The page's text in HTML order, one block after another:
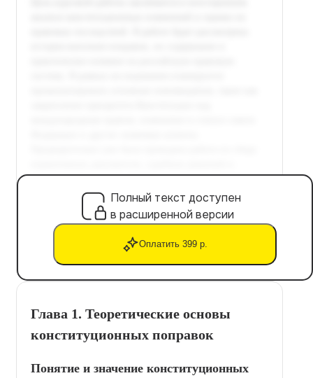
Полный текст доступен
в расширенной версии
Оплатить 399 р.
Глава 1. Теоретические основы
конституционных поправок
Понятие и значение конституционных